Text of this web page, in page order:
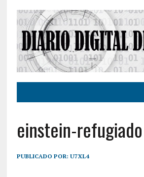
einstein-refugiado
PUBLICADO POR: U7XL4